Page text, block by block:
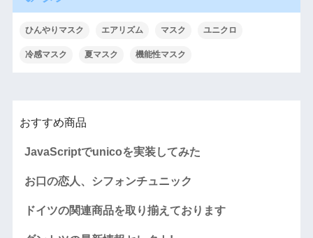
ひんやりマスク エアリズム マスク ユニクロ
冷感マスク 夏マスク 機能性マスク
おすすめ商品
JavaScriptでunicoを実装してみた
お口の恋人、シフォンチュニック
ドイツの関連商品を取り揃えております